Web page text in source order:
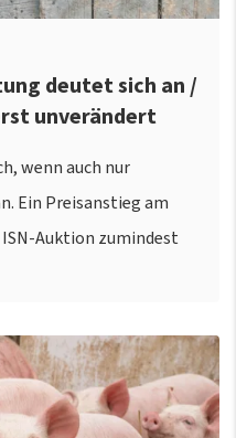
deutet sich an /
unverändert
wenn auch nur
Ein Preisanstieg am
Auktion zumindest